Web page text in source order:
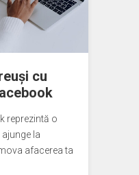
cu
reprezintă o
la
afacerea ta